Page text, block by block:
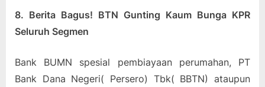
8. Berita Bagus! BTN Gunting Kaum Bunga KPR
Seluruh Segmen
Bank BUMN spesial pembiayaan perumahan, PT
Bank Dana Negeri( Persero) Tbk( BBTN) ataupun